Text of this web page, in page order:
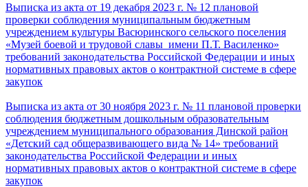
Выписка из акта от 19 декабря 2023 г. № 12 плановой
проверки соблюдения муниципальным бюджетным
учреждением культуры Васюринского сельского поселения
«Музей боевой и трудовой славы имени П.Т. Василенко»
требований законодательства Российской Федерации и иных
нормативных правовых актов о контрактной системе в сфере
закупок
Выписка из акта от 30 ноября 2023 г. № 11 плановой проверки
соблюдения бюджетным дошкольным образовательным
учреждением муниципального образования Динской район
«Детский сад общеразвивающего вида № 14» требований
законодательства Российской Федерации и иных
нормативных правовых актов о контрактной системе в сфере
закупок